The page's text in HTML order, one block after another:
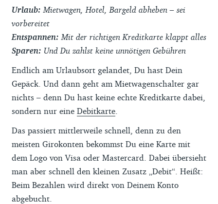
Urlaub: Mietwagen, Hotel, Bargeld abheben – sei
vorbereitet
Entspannen: Mit der richtigen Kreditkarte klappt alles
Sparen: Und Du zahlst keine unnötigen Gebühren
Endlich am Urlaubsort gelandet, Du hast Dein
Gepäck. Und dann geht am Mietwagenschalter gar
nichts – denn Du hast keine echte Kreditkarte dabei,
sondern nur eine Debitkarte
Das passiert mittlerweile schnell, denn zu den
meisten Girokonten bekommst Du eine Karte mit
dem Logo von Visa oder Mastercard. Dabei übersieht
man aber schnell den kleinen Zusatz „Debit“. Heißt:
Beim Bezahlen wird direkt von Deinem Konto
abgebucht.